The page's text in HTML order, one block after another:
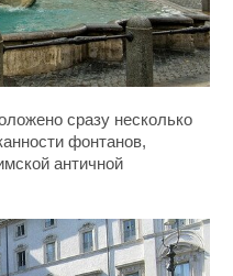
сразу несколько
фонтанов,
античной